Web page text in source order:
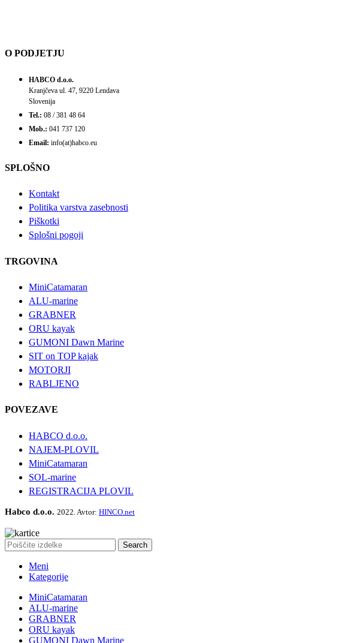
O PODJETJU
HABCO d.o.o.
Kranjčeva ul. 47, 9220 Lendava
Slovenija
Tel.: 08 / 381 48 64
Mob.: 041 737 120
Email: info(at)habco.eu
SPLOŠNO
Kontakt
Politika varstva zasebnosti
Piškotki
Splošni pogoji
TRGOVINA
MiniCatamaran
ALU-marine
GRABNER
ORU kayak
GUMONI Dawn Marine
SIT on TOP kajak
MOTORJI
RABLJENO
POVEZAVE
HABCO d.o.o.
NAJEM-PLOVIL
MiniCatamaran
SOL-marine
REGISTRACIJA PLOVIL
Habco d.o.o. 2022. Avtor: HINCO.net
Search
Meni
Kategorije
MiniCatamaran
ALU-marine
GRABNER
ORU kayak
GUMONI Dawn Marine